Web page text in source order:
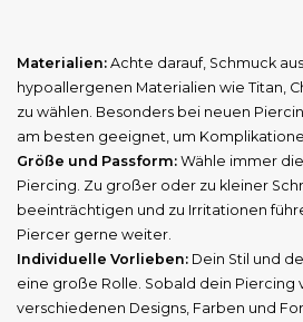
Materialien: Achte darauf, Schmuck
hypoallergenen Materialien wie Titan,
zu wählen. Besonders bei neuen
am besten geeignet, um
Größe und Passform: Wähle immer
Piercing. Zu großer oder zu kleiner
beeinträchtigen und zu Irritationen
Piercer gerne weiter.
Individuelle Vorlieben: Dein Stil und
eine große Rolle. Sobald dein Piercing
verschiedenen Designs, Farben und